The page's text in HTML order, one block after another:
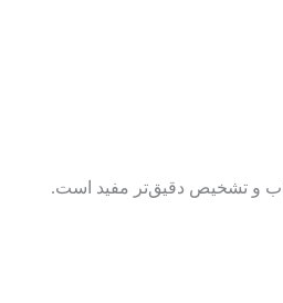
و تشخیص دقیق‌تر مفید است.